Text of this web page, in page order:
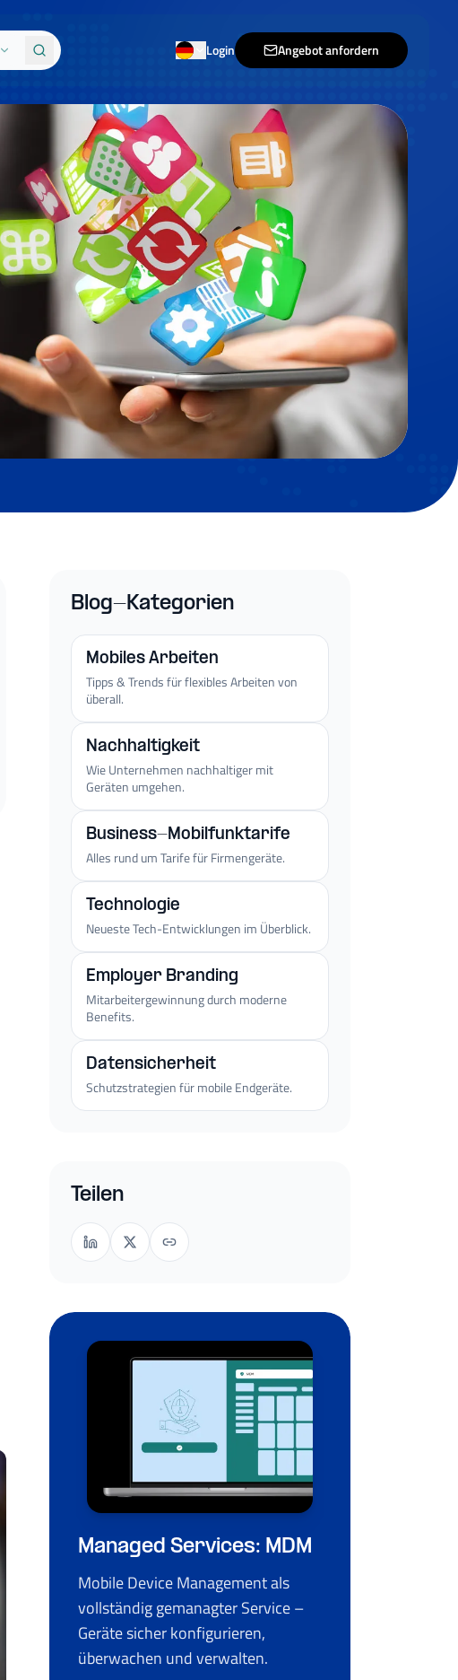
Login Angebot anfordern
Blog-Kategorien
Mobiles Arbeiten
Tipps & Trends für flexibles Arbeiten von
überall.
Nachhaltigkeit
Wie Unternehmen nachhaltiger mit
Geräten umgehen.
Business-Mobilfunktarife
Alles rund um Tarife für Firmengeräte.
Technologie
Neueste Tech-Entwicklungen im Überblick.
Employer Branding
Mitarbeitergewinnung durch moderne
Benefits.
Datensicherheit
Schutzstrategien für mobile Endgeräte.
Teilen
Managed Services: MDM
Mobile Device Management als
vollständig gemanagter Service –
Geräte sicher konfigurieren,
überwachen und verwalten.